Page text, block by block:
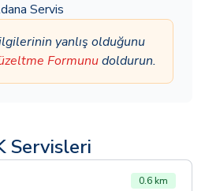
Servis
yanlış olduğunu
Formunudoldurun.
Servisleri
0.6 km